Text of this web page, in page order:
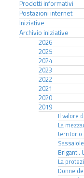
Prodotti informativi
Postazioni internet
Iniziative
Archivio iniziative
2026
2025
2024
2023
2022
2021
2020
2019
Il valore
La
territorio
Briganti.
La
Donne